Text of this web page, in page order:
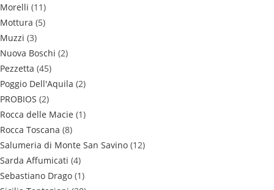
Morelli (11)
Mottura (5)
Muzzi (3)
Nuova Boschi (2)
Pezzetta (45)
Poggio Dell'Aquila (2)
PROBIOS (2)
Rocca delle Macie (1)
Rocca Toscana (8)
Salumeria di Monte San Savino (12)
Sarda Affumicati (4)
Sebastiano Drago (1)